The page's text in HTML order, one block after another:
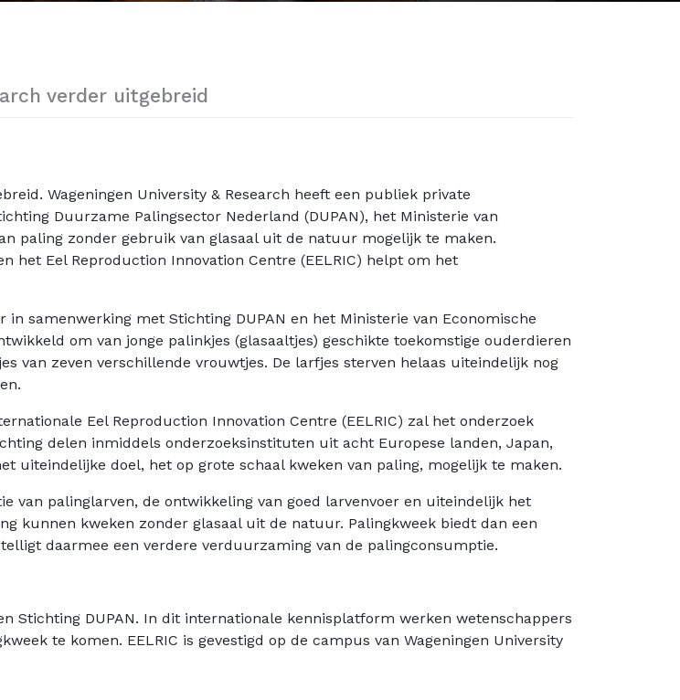
verder uitgebreid
Wageningen University & Research heeft een publiek private
Duurzame Palingsector Nederland (DUPAN), het Ministerie van
paling zonder gebruik van glasaal uit de natuur mogelijk te maken.
het Eel Reproduction Innovation Centre (EELRIC) helpt om het
in samenwerking met Stichting DUPAN en het Ministerie van Economische
om van jonge palinkjes (glasaaltjes) geschikte toekomstige ouderdieren
van zeven verschillende vrouwtjes. De larfjes sterven helaas uiteindelijk nog
Eel Reproduction Innovation Centre (EELRIC) zal het onderzoek
delen inmiddels onderzoeksinstituten uit acht Europese landen, Japan,
uiteindelijke doel, het op grote schaal kweken van paling, mogelijk te maken.
van palinglarven, de ontwikkeling van goed larvenvoer en uiteindelijk het
kunnen kweken zonder glasaal uit de natuur. Palingkweek biedt dan een
daarmee een verdere verduurzaming van de palingconsumptie.
Stichting DUPAN. In dit internationale kennisplatform werken wetenschappers
te komen. EELRIC is gevestigd op de campus van Wageningen University